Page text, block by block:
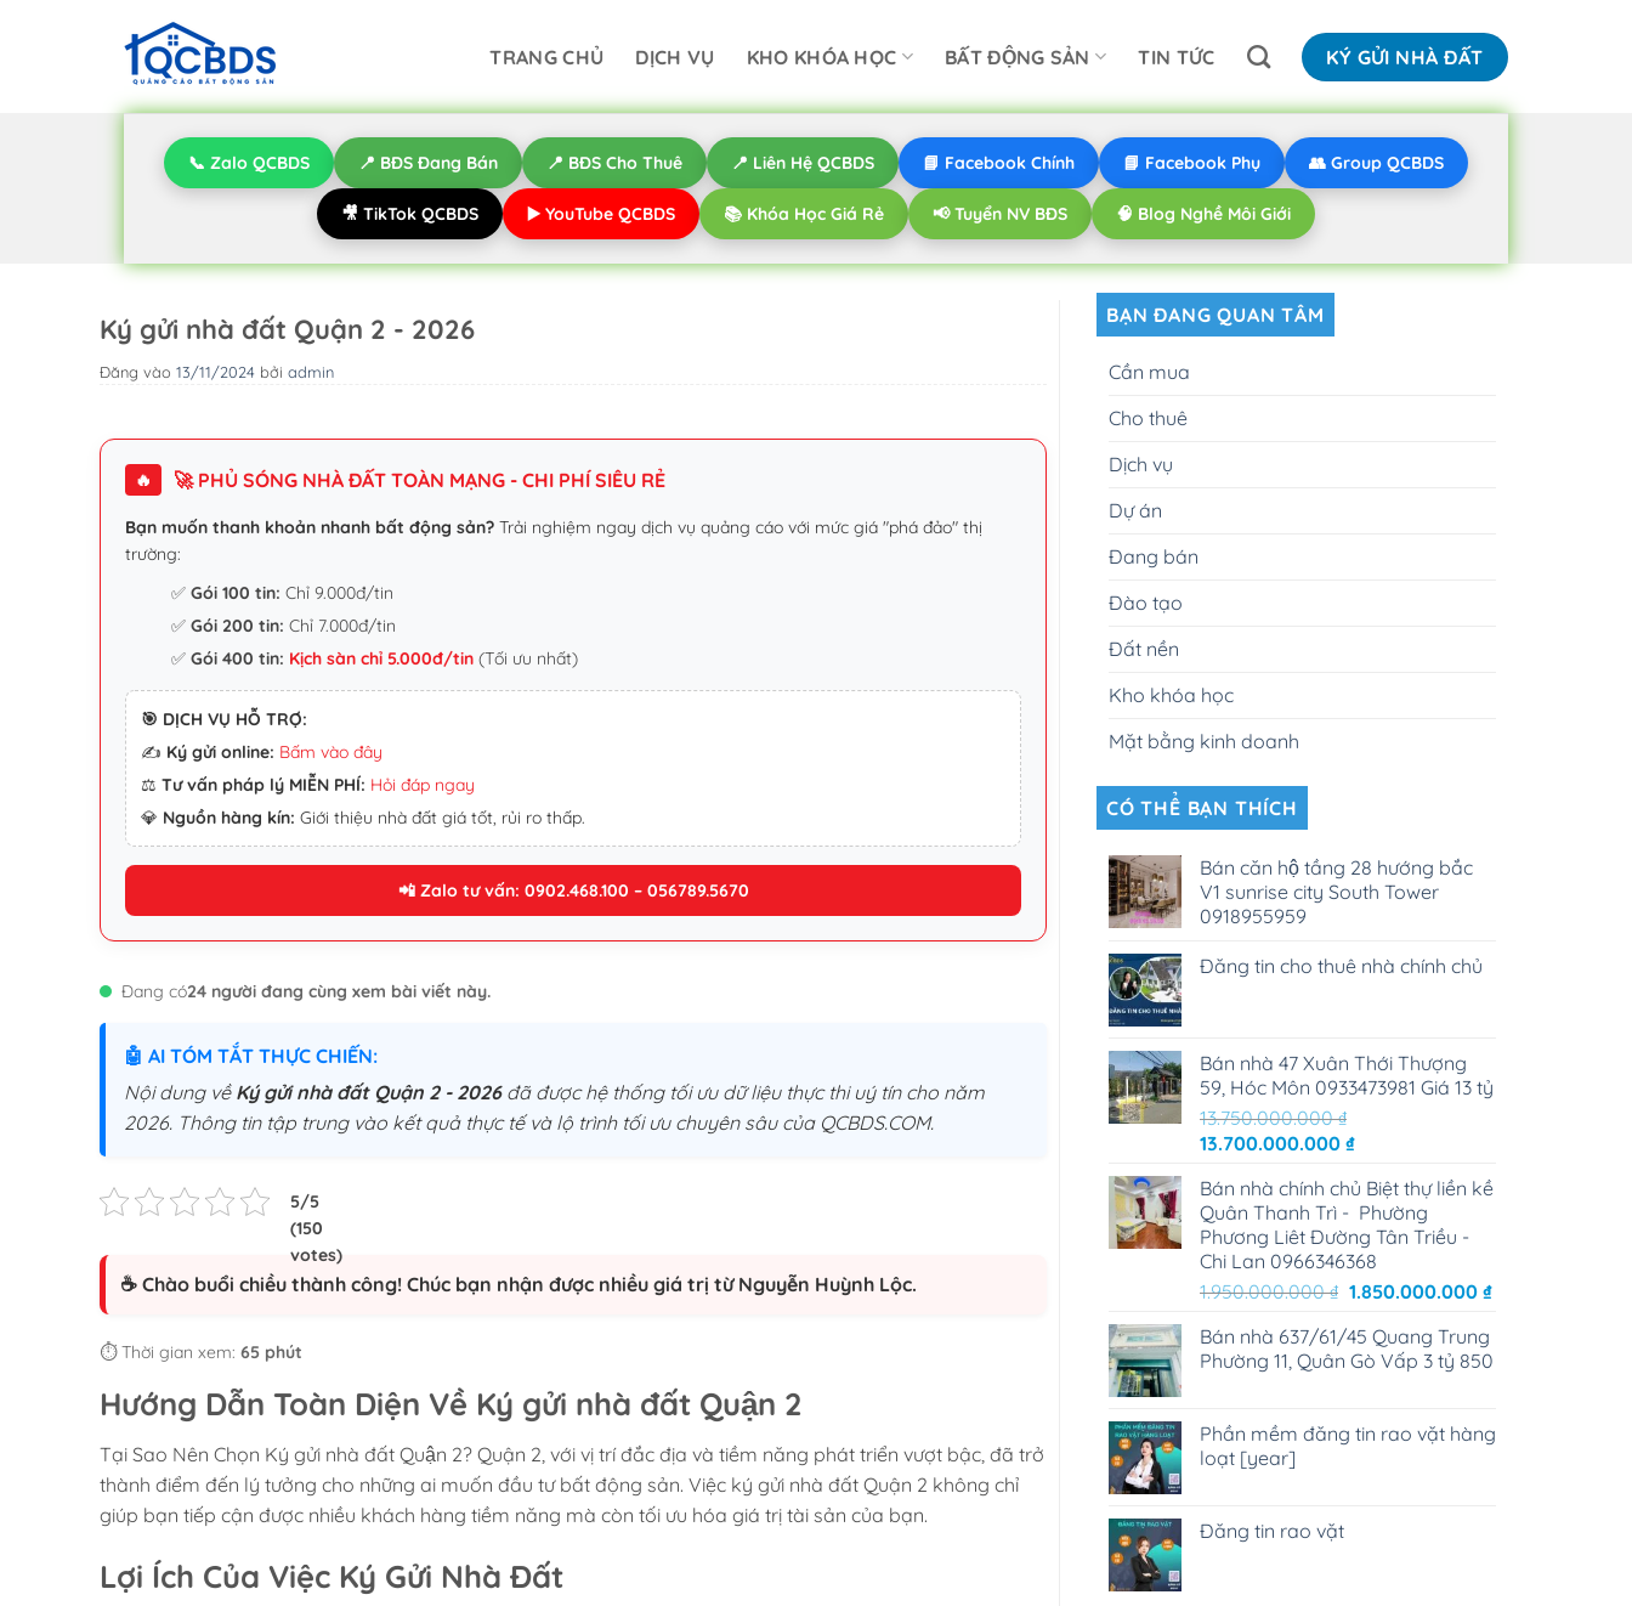
TRANG CHỦ DỊCH VỤ KHO KHÓA HỌC BẤT ĐỘNG SẢN TIN TỨC KÝ GỬI NHÀ ĐẤT
📞 Zalo QCBDS 📍 BĐS Đang Bán 📍 BĐS Cho Thuê 📍 Liên Hệ QCBDS 📘 Facebook Chính 📘 Facebook Phụ 👥 Group QCBDS
🎥 TikTok QCBDS ▶️ YouTube QCBDS 📚 Khóa Học Giá Rẻ 📢 Tuyển NV BĐS 🧠 Blog Nghề Môi Giới
Ký gửi nhà đất Quận 2 - 2026
Đăng vào 13/11/2024 bởi admin
🔥 🚀 PHỦ SÓNG NHÀ ĐẤT TOÀN MẠNG - CHI PHÍ SIÊU RẺ
Bạn muốn thanh khoản nhanh bất động sản? Trải nghiệm ngay dịch vụ quảng cáo với mức giá "phá đảo" thị
trường:
✅Gói 100 tin: Chỉ 9.000đ/tin
✅Gói 200 tin: Chỉ 7.000đ/tin
✅Gói 400 tin: Kịch sàn chỉ 5.000đ/tin (Tối ưu nhất)
🎯 DỊCH VỤ HỖ TRỢ:
✍️ Ký gửi online: Bấm vào đây
⚖️ Tư vấn pháp lý MIỄN PHÍ: Hỏi đáp ngay
💎 Nguồn hàng kín: Giới thiệu nhà đất giá tốt, rủi ro thấp.
📲 Zalo tư vấn: 0902.468.100 – 056789.5670
Đang có24 người đang cùng xem bài viết này.
🤖 AI TÓM TẮT THỰC CHIẾN:
Nội dung về Ký gửi nhà đất Quận 2 - 2026đã được hệ thống tối ưu dữ liệu thực thi uý tín cho năm
2026. Thông tin tập trung vào kết quả thực tế và lộ trình tối ưu chuyên sâu của QCBDS.COM.
☕ Chào buổi chiều thành công! Chúc bạn nhận được nhiều giá trị từ Nguyễn Huỳnh Lộc.
⏱️ Thời gian xem: 65 phút
Hướng Dẫn Toàn Diện Về Ký gửi nhà đất Quận 2
Tại Sao Nên Chọn Ký gửi nhà đất Quận 2? Quận 2, với vị trí đắc địa và tiềm năng phát triển vượt bậc, đã trở
thành điểm đến lý tưởng cho những ai muốn đầu tư bất động sản. Việc ký gửi nhà đất Quận 2 không chỉ
giúp bạn tiếp cận được nhiều khách hàng tiềm năng mà còn tối ưu hóa giá trị tài sản của bạn.
Lợi Ích Của Việc Ký Gửi Nhà Đất
BẠN ĐANG QUAN TÂM
Cần mua
Cho thuê
Dịch vụ
Dự án
Đang bán
Đào tạo
Đất nền
Kho khóa học
Mặt bằng kinh doanh
CÓ THỂ BẠN THÍCH
Bán căn hộ tầng 28 hướng bắc
V1 sunrise city South Tower
0918955959
Đăng tin cho thuê nhà chính chủ
Bán nhà 47 Xuân Thới Thượng
59, Hóc Môn 0933473981 Giá 13 tỷ
13.750.000.000₫
Giá
là:
13.750.000.000 ₫.
13.700.000.000 ₫Giá
tại
là:
13.700.000.000 ₫.
Bán nhà chính chủ Biệt thự liền kề
Quân Thanh Trì - Phường
Phương Liêt Đường Tân Triều -
Chi Lan 0966346368
1.950.000.000₫ Giá
là:
1.950.000.000 ₫.
1.850.000.000 ₫Giá
là:
Bán nhà 637/61/45 Quang Trung
Phường 11, Quân Gò Vấp 3 tỷ 850
Phần mềm đăng tin rao vặt hàng
loạt [year]
Đăng tin rao vặt